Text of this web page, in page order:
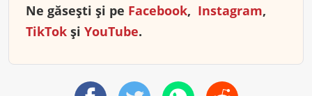
Ne găsești și pe Facebook, Instagram,
TikTok și YouTube.